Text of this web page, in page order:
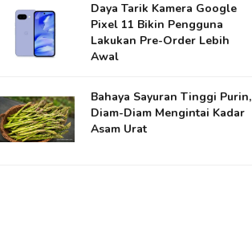
Daya Tarik Kamera Google
Pixel 11 Bikin Pengguna
Lakukan Pre-Order Lebih
Awal
Bahaya Sayuran Tinggi Purin,
Diam-Diam Mengintai Kadar
Asam Urat